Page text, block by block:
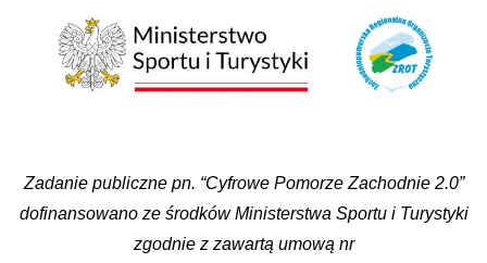
Zadanie publiczne pn. “Cyfrowe Pomorze Zachodnie 2.0”
dofinansowano ze środków Ministerstwa Sportu i Turystyki
zgodnie z zawartą umową nr